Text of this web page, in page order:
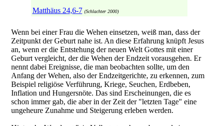
Matthäus 24,6-7 (Schlachter 2000)
Wenn bei einer Frau die Wehen einsetzen, weiß man, dass der
Zeitpunkt der Geburt nahe ist. An diese Erfahrung knüpft Jesus
an, wenn er die Entstehung der neuen Welt Gottes mit einer
Geburt vergleicht, der die Wehen der Endzeit vorausgehen. Er
nennt dabei Ereignisse, die man beobachten sollte, um den
Anfang der Wehen, also der Endzeitgerichte, zu erkennen, zum
Beispiel religiöse Verführung, Kriege, Seuchen, Erdbeben,
Inflation und Hungersnöte. Das sind Erscheinungen, die es
schon immer gab, die aber in der Zeit der "letzten Tage" eine
ungeheure Zunahme und Steigerung erleben werden.